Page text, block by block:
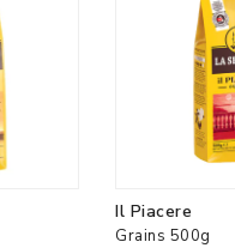
Il Piacere
Grains 500g